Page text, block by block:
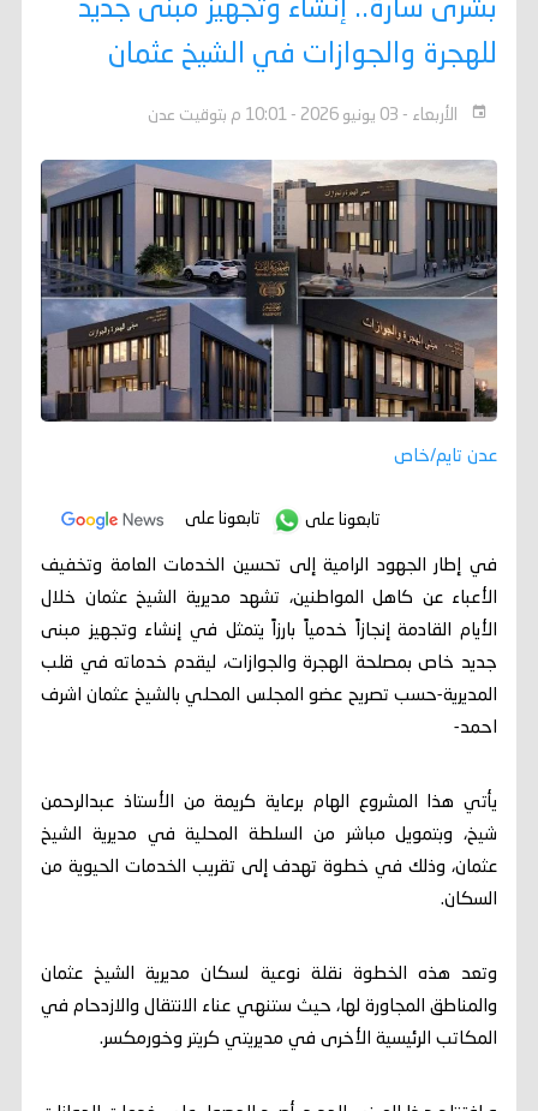
بشرى سارة.. إنشاء وتجهيز مبنى جديد
للهجرة والجوازات في الشيخ عثمان
الأربعاء - 03 يونيو 2026 - 10:01 م بتوقيت عدن
عدن تايم/خاص
تابعونا على تابعونا على
في إطار الجهود الرامية إلى تحسين الخدمات العامة وتخفيف
الأعباء عن كاهل المواطنين، تشهد مديرية الشيخ عثمان خلال
الأيام القادمة إنجازاً خدمياً بارزاً يتمثل في إنشاء وتجهيز مبنى
جديد خاص بمصلحة الهجرة والجوازات، ليقدم خدماته في قلب
المديرية-حسب تصريح عضو المجلس المحلي بالشيخ عثمان اشرف
احمد-
يأتي هذا المشروع الهام برعاية كريمة من الأستاذ عبدالرحمن
شيخ، وبتمويل مباشر من السلطة المحلية في مديرية الشيخ
عثمان، وذلك في خطوة تهدف إلى تقريب الخدمات الحيوية من
السكان.
وتعد هذه الخطوة نقلة نوعية لسكان مديرية الشيخ عثمان
والمناطق المجاورة لها، حيث ستنهي عناء الانتقال والازدحام في
المكاتب الرئيسية الأخرى في مديريتي كريتر وخورمكسر.